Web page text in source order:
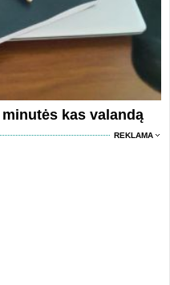
kas valandą
REKLAMA